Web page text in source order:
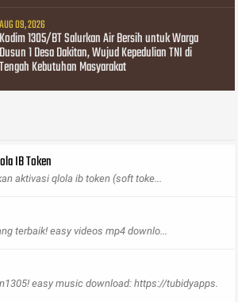
AUG 09, 2026
Kodim 1305/BT Salurkan Air Bersih untuk Warga
Dusun 1 Desa Dakitan, Wujud Kepedulian TNI di
Tengah Kebutuhan Masyarakat
IB Token
aktivasi qlola ib token (soft toke...
terbaik! easy videos mp4 downlo...
easy music download: https://tubidyapps.